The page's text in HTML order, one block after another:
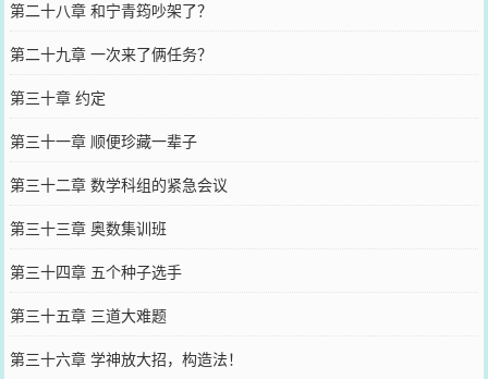
第二十八章 和宁青筠吵架了？
第二十九章 一次来了俩任务？
第三十章 约定
第三十一章 顺便珍藏一辈子
第三十二章 数学科组的紧急会议
第三十三章 奥数集训班
第三十四章 五个种子选手
第三十五章 三道大难题
第三十六章 学神放大招，构造法！